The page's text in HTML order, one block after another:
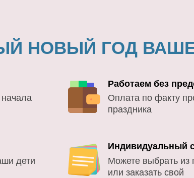
НОВЫЙ ГОД
Работаем без
Оплата по факту
праздника
дети
Индивидуальный
Можете выбрать из
или заказать свой